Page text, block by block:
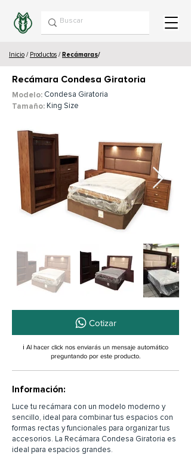
Inicio / Productos / Recámaras/
Recámara Condesa Giratoria
Modelo: Condesa Giratoria
Tamaño: King Size
Cotizar
ℹ️ Al hacer click nos enviarás un mensaje automático
preguntando por este producto.
Información:
Luce tu recámara con un modelo moderno y
sencillo, ideal para combinar tus espacios con
formas rectas y funcionales para organizar tus
accesorios. La Recámara Condesa Giratoria es
ideal para espacios grandes.